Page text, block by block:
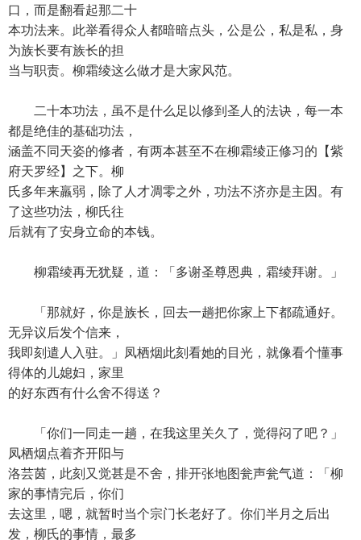
口，而是翻看起那二十
本功法来。此举看得众人都暗暗点头，公是公，私是私，身
为族长要有族长的担
当与职责。柳霜绫这么做才是大家风范。
二十本功法，虽不是什么足以修到圣人的法诀，每一本
都是绝佳的基础功法，
涵盖不同天姿的修者，有两本甚至不在柳霜绫正修习的【紫
府天罗经】之下。柳
氏多年来羸弱，除了人才凋零之外，功法不济亦是主因。有
了这些功法，柳氏往
后就有了安身立命的本钱。
柳霜绫再无犹疑，道：「多谢圣尊恩典，霜绫拜谢。」
「那就好，你是族长，回去一趟把你家上下都疏通好。
无异议后发个信来，
我即刻遣人入驻。」凤栖烟此刻看她的目光，就像看个懂事
得体的儿媳妇，家里
的好东西有什么舍不得送？
「你们一同走一趟，在我这里关久了，觉得闷了吧？」
凤栖烟点着齐开阳与
洛芸茵，此刻又觉甚是不舍，排开张地图瓮声瓮气道：「柳
家的事情完后，你们
去这里，嗯，就暂时当个宗门长老好了。你们半月之后出
发，柳氏的事情，最多